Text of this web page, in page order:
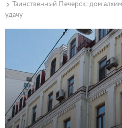
Таинственный Печерск: дом
удачу